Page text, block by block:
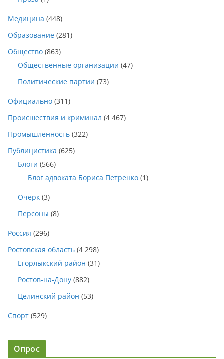
Медицина (448)
Образование (281)
Общество (863)
Общественные организации (47)
Политические партии (73)
Официально (311)
Происшествия и криминал (4 467)
Промышленность (322)
Публицистика (625)
Блоги (566)
Блог адвоката Бориса Петренко (1)
Очерк (3)
Персоны (8)
Россия (296)
Ростовская область (4 298)
Егорлыкский район (31)
Ростов-на-Дону (882)
Целинский район (53)
Спорт (529)
Опрос